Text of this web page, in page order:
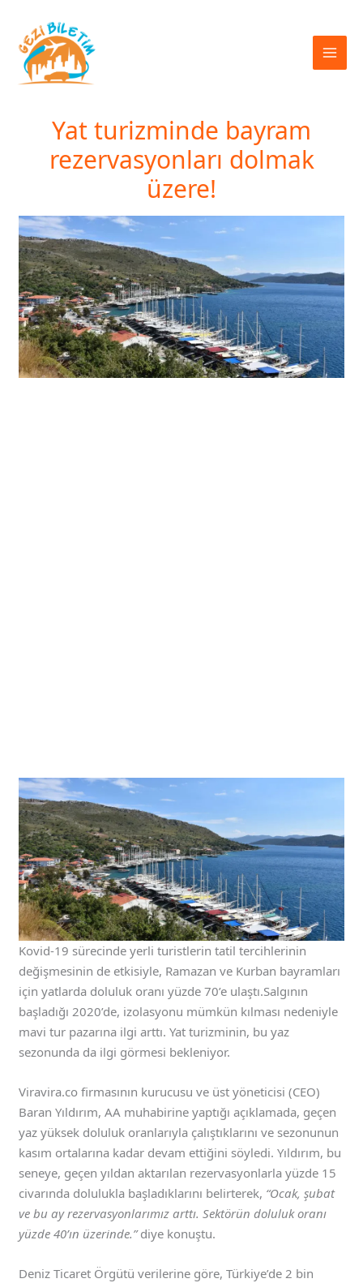
Yat turizminde bayram
rezervasyonları dolmak
üzere!
Kovid-19 sürecinde yerli turistlerin tatil tercihlerinin
değişmesinin de etkisiyle, Ramazan ve Kurban bayramları
için yatlarda doluluk oranı yüzde 70’e ulaştı.Salgının
başladığı 2020’de, izolasyonu mümkün kılması nedeniyle
mavi tur pazarına ilgi arttı. Yat turizminin, bu yaz
sezonunda da ilgi görmesi bekleniyor.
Viravira.co firmasının kurucusu ve üst yöneticisi (CEO)
Baran Yıldırım, AA muhabirine yaptığı açıklamada, geçen
yaz yüksek doluluk oranlarıyla çalıştıklarını ve sezonunun
kasım ortalarına kadar devam ettiğini söyledi. Yıldırım, bu
seneye, geçen yıldan aktarılan rezervasyonlarla yüzde 15
civarında dolulukla başladıklarını belirterek, “Ocak, şubat
ve bu ay rezervasyonlarımız arttı. Sektörün doluluk oranı
yüzde 40’ın üzerinde.”diye konuştu.
Deniz Ticaret Örgütü verilerine göre, Türkiye’de 2 bin